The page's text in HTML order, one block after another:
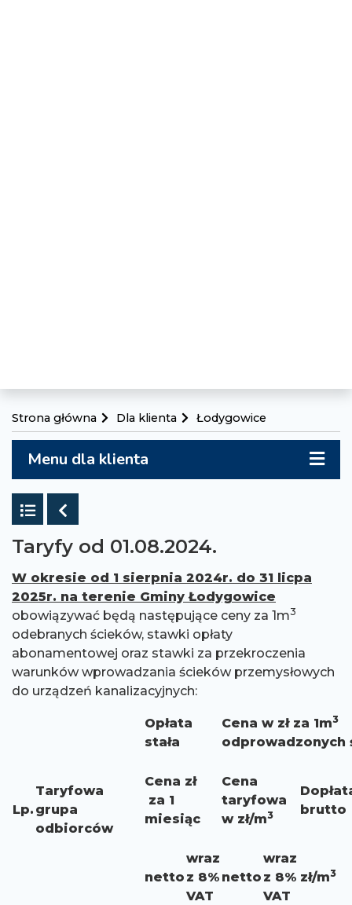
Strona główna Dla klienta Łodygowice
Menu dla klienta
Powrót do listy
Taryfy od 01.08.2024.
W okresie od 1 sierpnia 2024r. do 31 licpa
2025r. na terenie Gminy Łodygowice
obowiązywać będą następujące ceny za 1m3
odebranych ścieków, stawki opłaty
abonamentowej oraz stawki za przekroczenia
warunków wprowadzania ścieków przemysłowych
do urządzeń kanalizacyjnych:
Lp.
Taryfowa
grupa
odbiorców
Opłata
stała
Cena w zł za 1m3
odprowadzonych
Cena zł
za 1
miesiąc
Cena
taryfowa
w zł/m3
brutto
netto
wraz
z 8%
VAT
netto
wraz
z 8%
VAT
zł/m3